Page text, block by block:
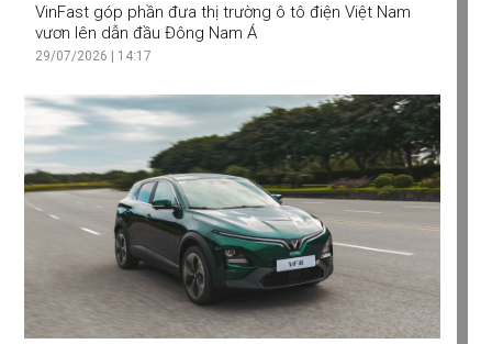
VinFast góp phần đưa thị trường ô tô điện Việt Nam
vươn lên dẫn đầu Đông Nam Á
29/07/2026 | 14:17